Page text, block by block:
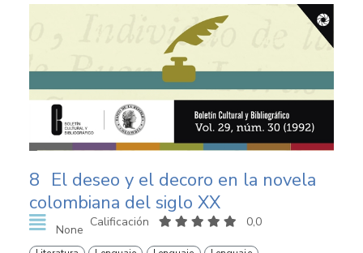
8 El deseo y el decoro en la novela
colombiana del siglo XX
None
Calificación 0,0